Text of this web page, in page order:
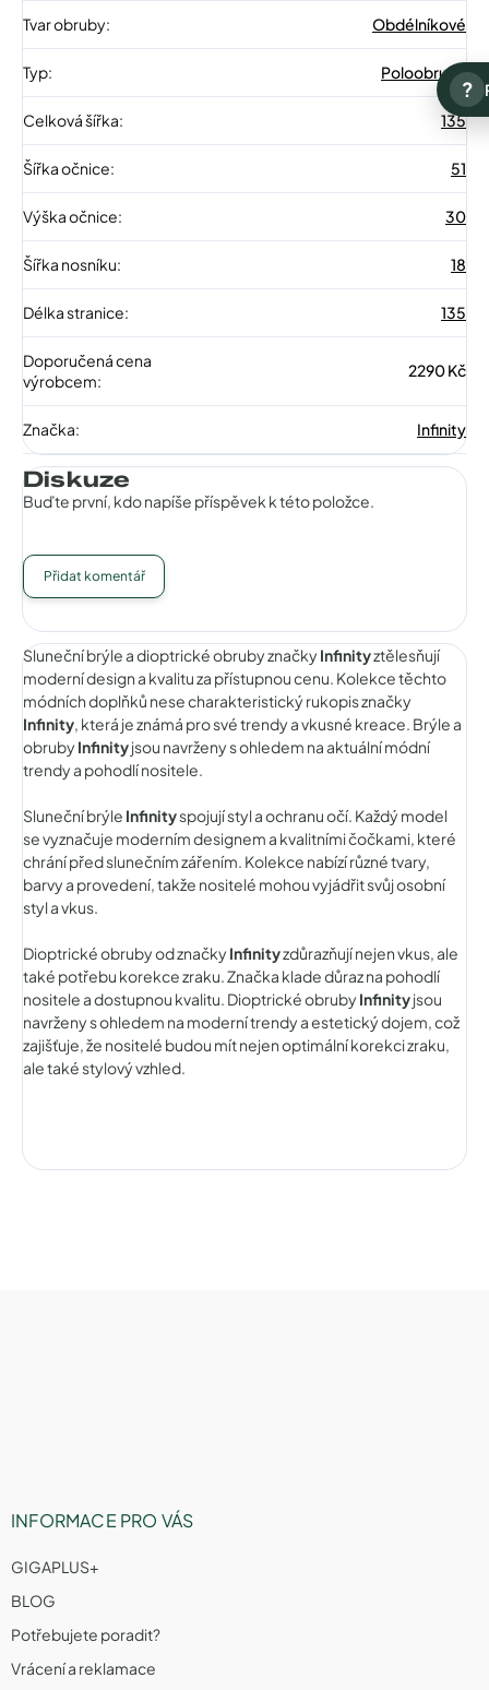
Tvar obruby: Obdélníkové
Typ: Poloobruba
Celková šířka: 135
Šířka očnice: 51
Výška očnice: 30
Šířka nosníku: 18
Délka stranice: 135
Doporučená cena
výrobcem:
2290 Kč
Značka: Infinity
Diskuze
Buďte první, kdo napíše příspěvek k této položce.
Přidat komentář
Sluneční brýle a dioptrické obruby značkyInfinityztělesňují
moderní design a kvalitu za přístupnou cenu. Kolekce těchto
módních doplňků nese charakteristický rukopis značky
Infinity, která je známá pro své trendy a vkusné kreace. Brýle a
obrubyInfinityjsou navrženy s ohledem na aktuální módní
trendy a pohodlí nositele.
Sluneční brýle Infinityspojují styl a ochranu očí. Každý model
se vyznačuje moderním designem a kvalitními čočkami, které
chrání před slunečním zářením. Kolekce nabízí různé tvary,
barvy a provedení, takže nositelé mohou vyjádřit svůj osobní
styl a vkus.
Dioptrické obruby od značkyInfinityzdůrazňují nejen vkus, ale
také potřebu korekce zraku. Značka klade důraz na pohodlí
nositele a dostupnou kvalitu. Dioptrické obrubyInfinityjsou
navrženy s ohledem na moderní trendy a estetický dojem, což
zajišťuje, že nositelé budou mít nejen optimální korekci zraku,
ale také stylový vzhled.
INFORMACE PRO VÁS
GIGAPLUS+
BLOG
Potřebujete poradit?
Vrácení a reklamace
?